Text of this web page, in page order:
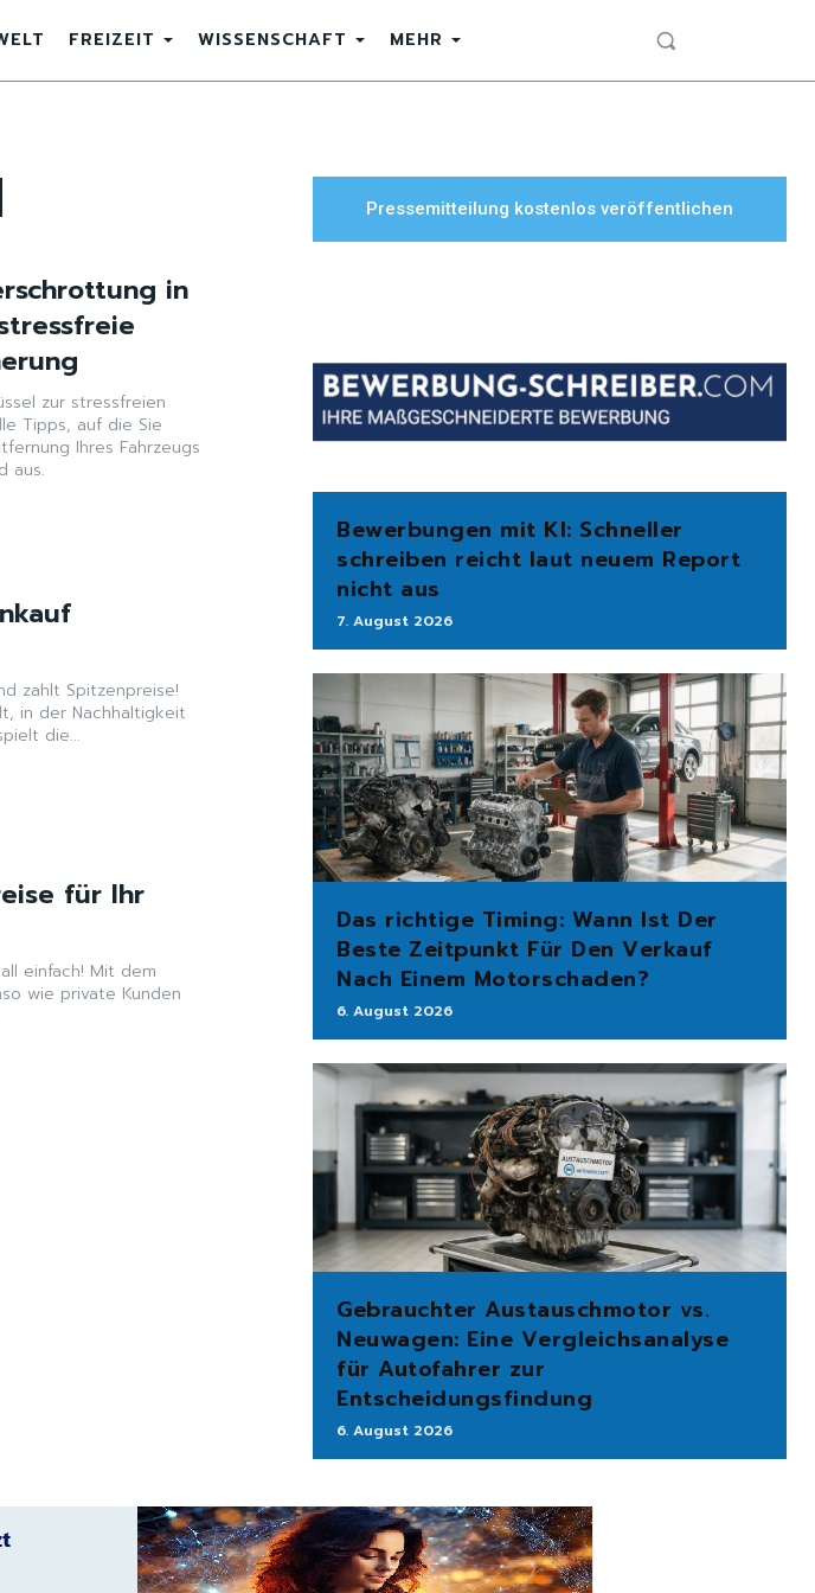
FREIZEIT WISSENSCHAFT MEHR
in
zur stressfreien
Tipps, auf die Sie
Ihres Fahrzeugs
aus.
zahlt Spitzenpreise!
die...
für Ihr
einfach! Mit dem
wie private Kunden
Pressemitteilung kostenlos veröffentlichen
Bewerbungen mit KI: Schneller
schreiben reicht laut neuem Report
nicht aus
7. August 2026
Das richtige Timing: Wann Ist Der
Beste Zeitpunkt Für Den Verkauf
Nach Einem Motorschaden?
6. August 2026
Gebrauchter Austauschmotor vs.
Neuwagen: Eine Vergleichsanalyse
für Autofahrer zur
Entscheidungsfindung
6. August 2026